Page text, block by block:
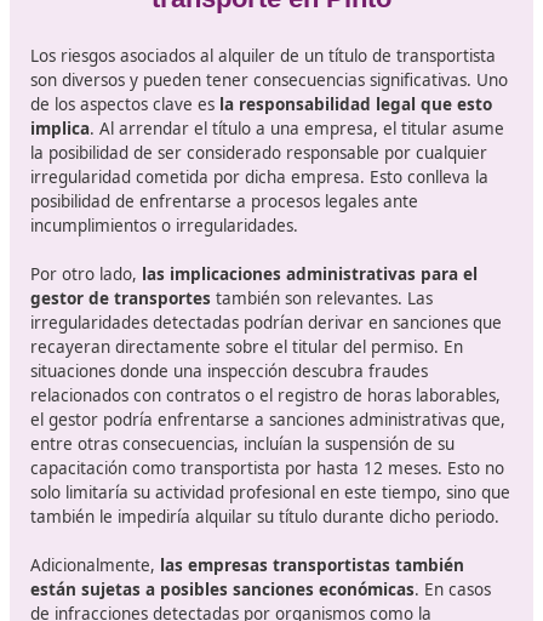
¿Qué puedes esperar de este
El curso para obtener el título de competencia
transporte en España en Pinto es más que un
unaoportunidad para crecer profesionalmente
sector dinámico y en constante cambio. Con un
renovado en la sostenibilidad, la tecnología y la gestión
eficiente, quienes se preparen adecuadamente podrán
enfrentar los desafíos y aprovechar las oportunidades
este prometedor campo ofrece. Si estás interesado en
construir una carrera en el transporte, no dudes en
considerar esta formación como tu primer paso hacia
éxito. ¡El futuro del transporte te espera! En DAC
ofrecemos la mejor formación al mejor precio.
Lo que puede ocurrir si alquilas el
de competencia profesional
transporte en Pinto